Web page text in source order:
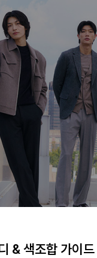
& 색조합 가이드